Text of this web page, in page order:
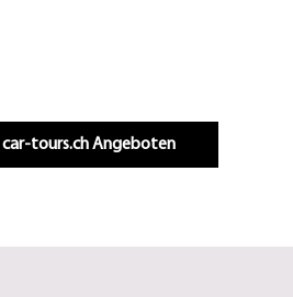
car-tours.ch Angeboten